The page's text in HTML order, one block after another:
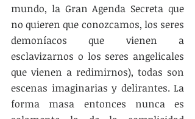
mundo, la Gran Agenda Secreta que
no quieren que conozcamos, los seres
demoníacos que vienen a
esclavizarnos o los seres angelicales
que vienen a redimirnos), todas son
escenas imaginarias y delirantes. La
forma masa entonces nunca es